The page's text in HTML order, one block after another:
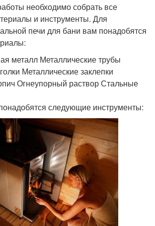
необходимо собрать все
и инструменты. Для
печи для бани вам понадобятся
металл Металлические трубы
Металлические заклепки
Огнеупорный раствор Стальные
следующие инструменты: